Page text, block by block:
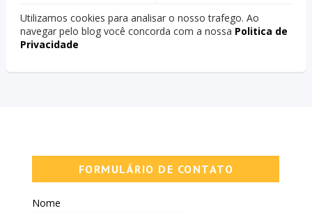
Utilizamos cookies para analisar o nosso trafego. Ao
navegar pelo blog você concorda com a nossa Politica de
Privacidade
FORMULÁRIO DE CONTATO
Nome